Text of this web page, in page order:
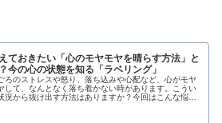
ておきたい「心のモヤモヤを晴らす方法」と
今の心の状態を知る「ラベリング」
ろのストレスや怒り、落ち込みや心配など、心がモヤ
して、なんとなく落ち着かない時があります。こうい
況から抜け出す方法はありますか？今回はこんな悩み